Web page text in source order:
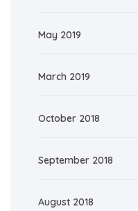
May 2019
March 2019
October 2018
September 2018
August 2018